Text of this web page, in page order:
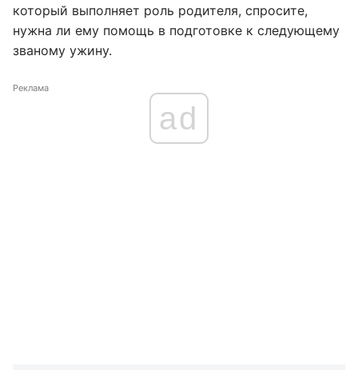
который выполняет роль родителя, спросите,
нужна ли ему помощь в подготовке к следующему
званому ужину.
Реклама
ad